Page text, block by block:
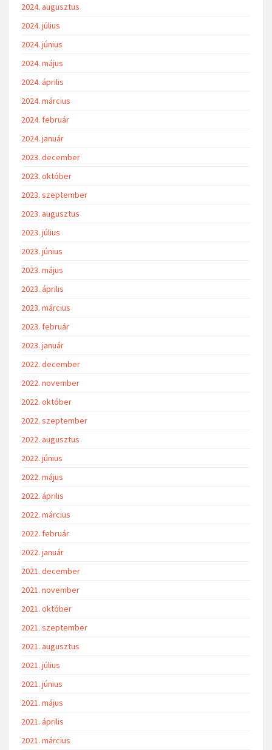
2024. augusztus
2024. július
2024. június
2024. május
2024. április
2024. március
2024. február
2024. január
2023. december
2023. október
2023. szeptember
2023. augusztus
2023. július
2023. június
2023. május
2023. április
2023. március
2023. február
2023. január
2022. december
2022. november
2022. október
2022. szeptember
2022. augusztus
2022. június
2022. május
2022. április
2022. március
2022. február
2022. január
2021. december
2021. november
2021. október
2021. szeptember
2021. augusztus
2021. július
2021. június
2021. május
2021. április
2021. március